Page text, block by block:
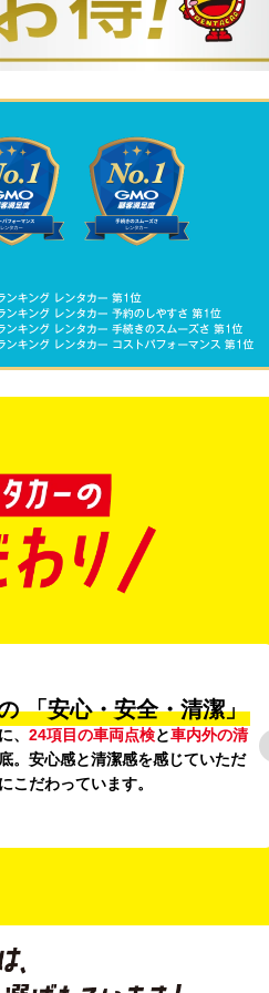
「安心・安全・清潔」
、 24項目の車両点検と車内外の清
。安心感と清潔感を感じていただ
こだわっています。